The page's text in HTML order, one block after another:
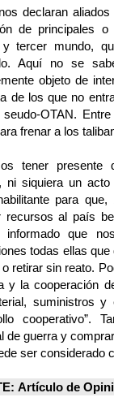
declaran
de principales
y tercer mundo,
Aquí no se
objeto de
de los que no
seudo-OTAN.
frenar a los
tener presente
ni siquiera un
para
recursos al país
que
todas ellas
retirar sin reato.
y la cooperación
suministros y
cooperativo”.
de guerra y
ser considerado
Artículo de